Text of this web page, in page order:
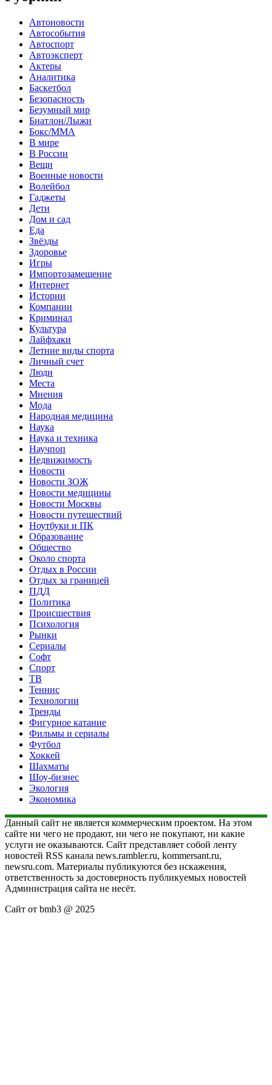
Автоновости
Автособытия
Автоспорт
Автоэксперт
Актеры
Аналитика
Баскетбол
Безопасность
Безумный мир
Биатлон/Лыжи
Бокс/MMA
В мире
В России
Вещи
Военные новости
Волейбол
Гаджеты
Дети
Дом и сад
Еда
Звёзды
Здоровье
Игры
Импортозамещение
Интернет
Истории
Компании
Криминал
Культура
Лайфхаки
Летние виды спорта
Личный счет
Люди
Места
Мнения
Мода
Народная медицина
Наука
Наука и техника
Научпоп
Недвижимость
Новости
Новости ЗОЖ
Новости медицины
Новости Москвы
Новости путешествий
Ноутбуки и ПК
Образование
Общество
Около спорта
Отдых в России
Отдых за границей
ПДД
Политика
Происшествия
Психология
Рынки
Сериалы
Софт
Спорт
ТВ
Теннис
Технологии
Тренды
Фигурное катание
Фильмы и сериалы
Футбол
Хоккей
Шахматы
Шоу-бизнес
Экология
Экономика
Данный сайт не является коммерческим проектом. На этом
сайте ни чего не продают, ни чего не покупают, ни какие
услуги не оказываются. Сайт представляет собой ленту
новостей RSS канала news.rambler.ru, kommersant.ru,
newsru.com. Материалы публикуются без искажения,
ответственность за достоверность публикуемых новостей
Администрация сайта не несёт.
Сайт от bmb3 @ 2025